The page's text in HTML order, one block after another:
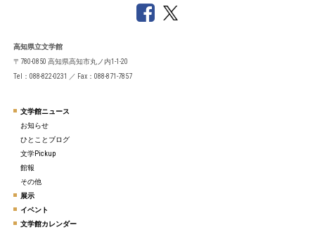
高知県立文学館
〒780-0850 高知県高知市丸ノ内1-1-20
Tel：088-822-0231 ／ Fax：088-871-7857
文学館ニュース
お知らせ
ひとことブログ
文学Pickup
館報
その他
展示
イベント
文学館カレンダー